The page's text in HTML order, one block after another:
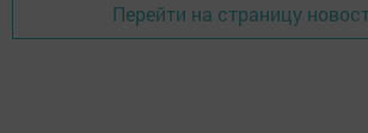
Перейти на страницу